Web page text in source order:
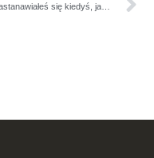
Czy zastanawiałeś się kiedyś, jak transportowane są wielkie maszyny budowlane?